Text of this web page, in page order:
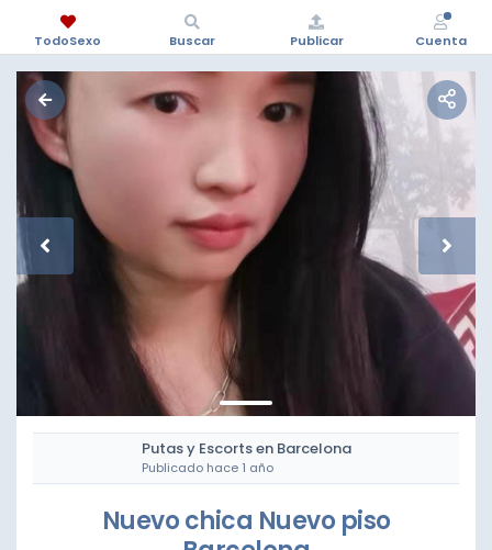
Putas y Escorts en Barcelona
Publicado hace 1 año
Nuevo chica Nuevo piso
TodoSexo Buscar Publicar Cuenta